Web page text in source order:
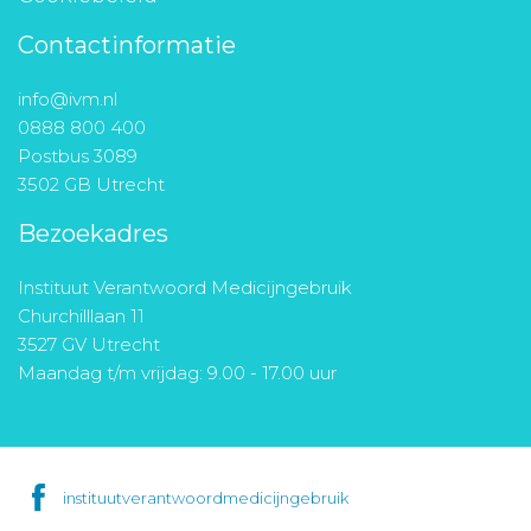
Contactinformatie
info@ivm.nl
0888 800 400
Postbus 3089
3502 GB Utrecht
Bezoekadres
Instituut Verantwoord Medicijngebruik
Churchilllaan 11
3527 GV Utrecht
Maandag t/m vrijdag: 9.00 - 17.00 uur
instituutverantwoordmedicijngebruik